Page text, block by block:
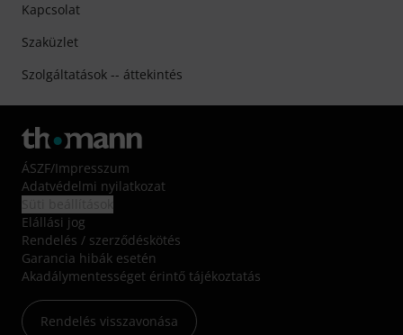
Kapcsolat
Szaküzlet
Szolgáltatások -- áttekintés
ÁSZF/Impresszum
Adatvédelmi nyilatkozat
Elállási jog
Rendelés / szerződéskötés
Garancia hibák esetén
Akadálymentességet érintő tájékoztatás
Rendelés visszavonása